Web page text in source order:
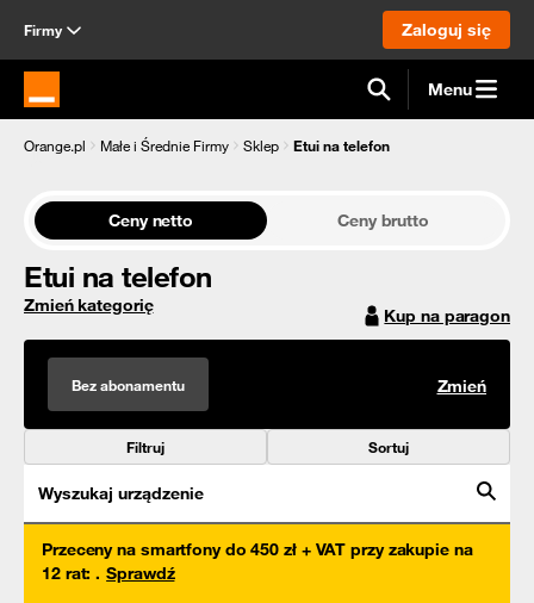
Firmy Zaloguj się
Strona główna Orange.pl Menu
Orange.pl Małe i Średnie Firmy Sklep Etui na telefon
Ceny netto Ceny brutto
Etui na telefon
Zmień kategorię Kup na paragon
Bez abonamentu Zmień
Filtruj Sortuj
Wyszukaj urządzenie
Przeceny na smartfony do 450 zł + VAT przy zakupie na
12 rat: . Sprawdź